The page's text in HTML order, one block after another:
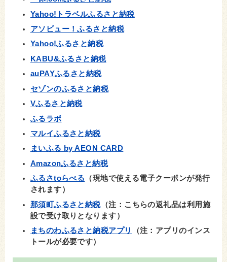
Yahoo!トラベルふるさと納税
アソビュー！ふるさと納税
Yahoo!ふるさと納税
KABU&ふるさと納税
auPAYふるさと納税
セゾンのふるさと納税
Vふるさと納税
ふるラボ
マルイふるさと納税
まいふる by AEON CARD
Amazonふるさと納税
ふるさtoらべる （現地で使える電子クーポンが発行
されます）
那須町ふるさと納税（注：こちらの返礼品は利用施
設で受け取りとなります）
まちのわふるさと納税アプリ
（注：アプリのインス
トールが必要です）